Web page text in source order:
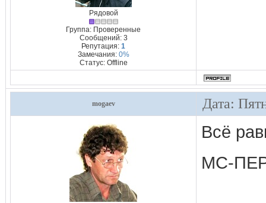
Рядовой
Группа: Проверенные
Сообщений: 3
Репутация: 1
Замечания: 0%
Статус: Offline
mogaev Дата:
Всё
МС-